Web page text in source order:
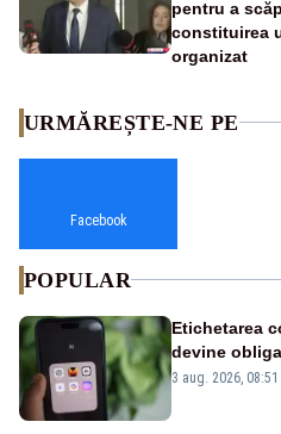
pentru a
constituirea
organizat
URMĂREȘTE-NE PE
Facebook
POPULAR
Etichetarea
devine
3 aug. 2026, 08:51